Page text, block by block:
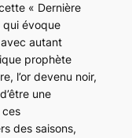
« Dernière
qui évoque
autant
prophète
l’or devenu noir,
une
ces
des saisons,